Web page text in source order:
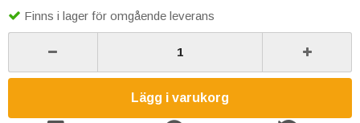
Finns i lager för omgående leverans
Lägg i varukorg